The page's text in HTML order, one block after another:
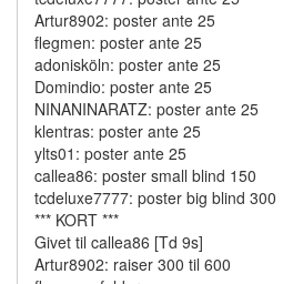
Artur8902: poster ante 25
flegmen: poster ante 25
adonisköln: poster ante 25
Domindio: poster ante 25
NINANINARATZ: poster ante 25
klentras: poster ante 25
ylts01: poster ante 25
callea86: poster small blind 150
tcdeluxe7777: poster big blind 300
*** KORT ***
Givet til callea86 [Td 9s]
Artur8902: raiser 300 til 600